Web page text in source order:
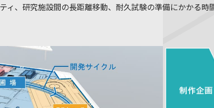
ィ、研究施設間の長距離移動、耐久試験の準備にかかる